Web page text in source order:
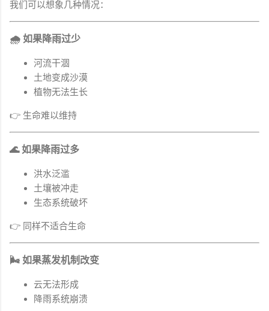
我们可以想象几种情况：
🌧 如果降雨过少
河流干涸
土地变成沙漠
植物无法生长
👉 生命难以维持
🌊 如果降雨过多
洪水泛滥
土壤被冲走
生态系统破坏
👉 同样不适合生命
🌬 如果蒸发机制改变
云无法形成
降雨系统崩溃